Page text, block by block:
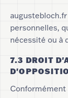
personnelles,
nécessité ou à
7.3 DROIT
Conformément